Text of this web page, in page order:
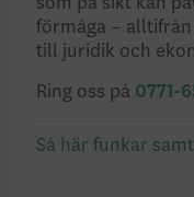
förmåga –
till juridik och
Ring oss på 0771-
Så här funkar